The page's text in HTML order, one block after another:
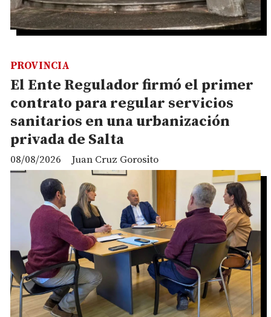
El Ente Regulador firmó el primer
contrato para regular servicios
sanitarios en una urbanización
privada de Salta
Juan Cruz Gorosito
PROVINCIA
08/08/2026